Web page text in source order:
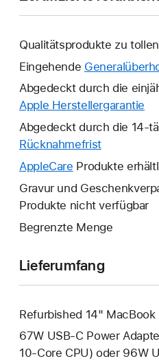
Qualitätsprodukte zu
Eingehende
Abgedeckt durch die
Apple Herstellergarantie
Abgedeckt durch die 14-
RücknahmefristEin
neues
wird
geöffnet.
AppleCare Ein
neues
Fenster
geöffnet.
Produkte
Gravur und
Produkte nicht verfügbar
Begrenzte Menge
Lieferumfang
Refurbished 14" MacBook
67W USB‑C Power
10‑Core CPU) oder 96W